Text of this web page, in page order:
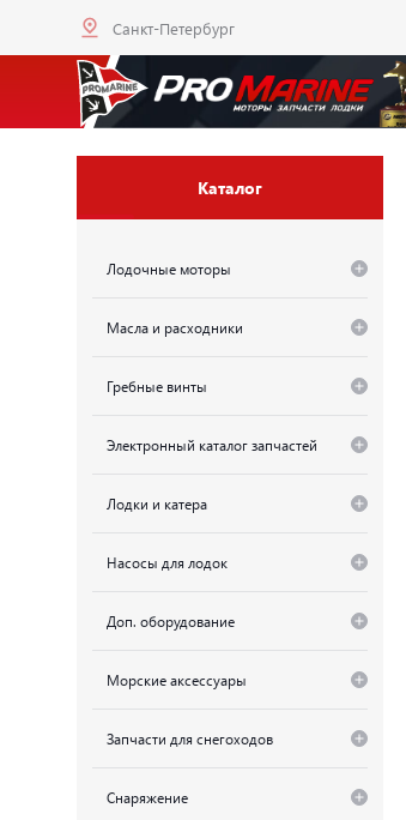
Санкт-Петербург
Каталог
Лодочные моторы
Масла и расходники
Гребные винты
Электронный каталог запчастей
Лодки и катера
Насосы для лодок
Доп. оборудование
Морские аксессуары
Запчасти для снегоходов
Снаряжение